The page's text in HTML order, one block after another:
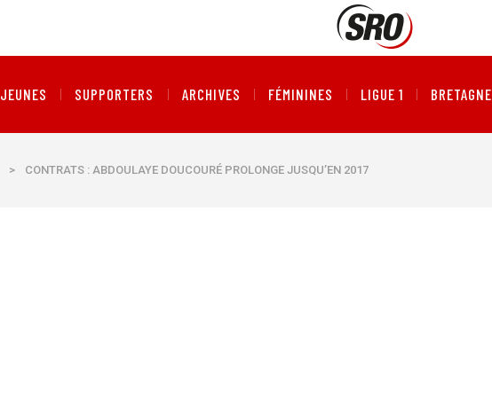
JEUNES SUPPORTERS ARCHIVES FÉMININES LIGUE 1 BRETAGNE
> CONTRATS : ABDOULAYE DOUCOURÉ PROLONGE JUSQU’EN 2017